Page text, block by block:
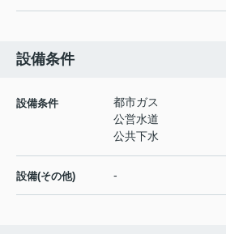
設備条件
設備条件
都市ガス
公営水道
公共下水
設備(その他) -